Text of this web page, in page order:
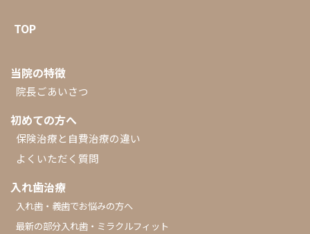
TOP
当院の特徴
院長ごあいさつ
初めての方へ
保険治療と自費治療の違い
よくいただく質問
入れ歯治療
入れ歯・義歯でお悩みの方へ
最新の部分入れ歯・ミラクルフィット